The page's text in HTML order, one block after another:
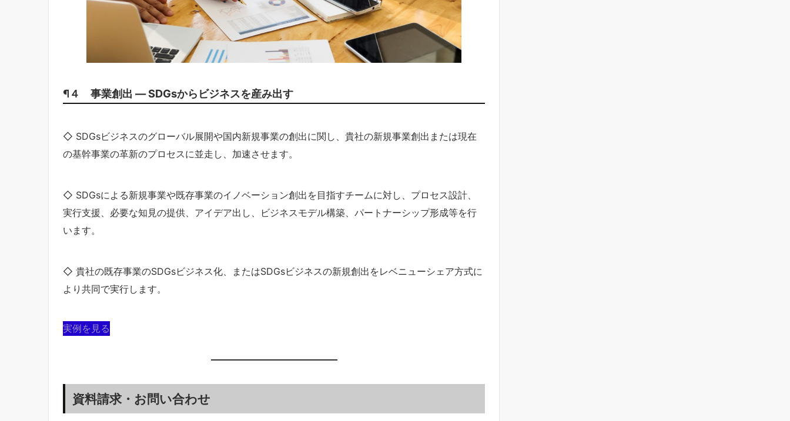
¶４ 事業創出 ― SDGsからビジネスを産み出す
◇ SDGsビジネスのグローバル展開や国内新規事業の創出に関し、貴社の新規事業創出または現在
の基幹事業の革新のプロセスに並走し、加速させます。
◇ SDGsによる新規事業や既存事業のイノベーション創出を目指すチームに対し、プロセス設計、
実行支援、必要な知見の提供、アイデア出し、ビジネスモデル構築、パートナーシップ形成等を行
います。
◇ 貴社の既存事業のSDGsビジネス化、またはSDGsビジネスの新規創出をレベニューシェア方式に
より共同で実行します。
実例を見る
資料請求・お問い合わせ